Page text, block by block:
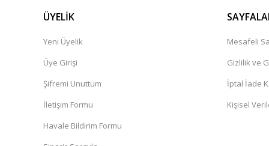
ÜYELİK
Yeni Üyelik
Üye Girişi
Şifremi Unuttum
İletişim Formu
Havale Bildirim Formu
Mesafeli
Gizlilik ve
İptal İade
Kişisel